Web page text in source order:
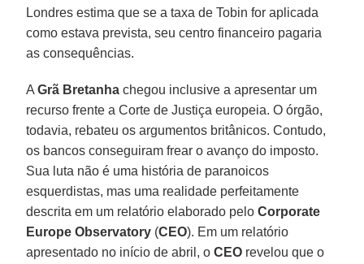
Londres estima que se a taxa de Tobin for aplicada
como estava prevista, seu centro financeiro pagaria
as consequências.
AGrã Bretanha chegou inclusive a apresentar um
recurso frente a Corte de Justiça europeia. O órgão,
todavia, rebateu os argumentos britânicos. Contudo,
os bancos conseguiram frear o avanço do imposto.
Sua luta não é uma história de paranoicos
esquerdistas, mas uma realidade perfeitamente
descrita em um relatório elaborado peloCorporate
Europe Observatory (CEO). Em um relatório
apresentado no início de abril, oCEO revelou que o